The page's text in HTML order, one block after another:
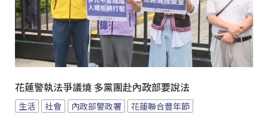
花蓮警執法爭議燒 多黨團赴內政部要說法
生活 社會 內政部警政署 花蓮聯合豐年節